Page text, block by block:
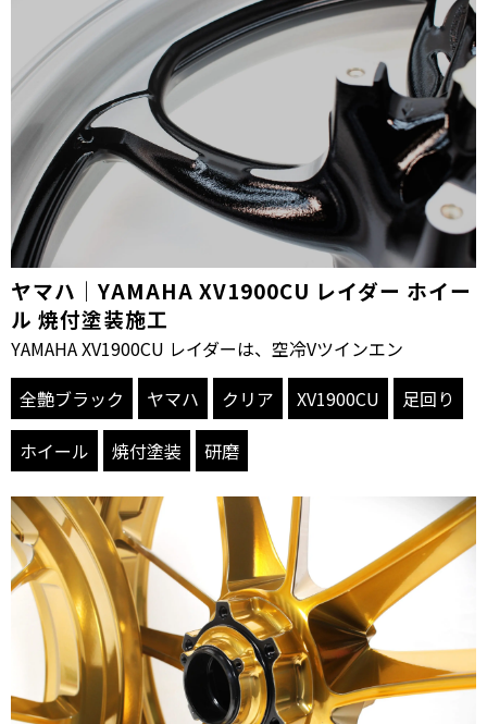
ヤマハ｜YAMAHA XV1900CU レイダー ホイー
ル 焼付塗装施工
YAMAHA XV1900CU レイダーは、空冷Vツインエン
全艶ブラック
ヤマハ クリア XV1900CU
足回り
ホイール
焼付塗装 研磨